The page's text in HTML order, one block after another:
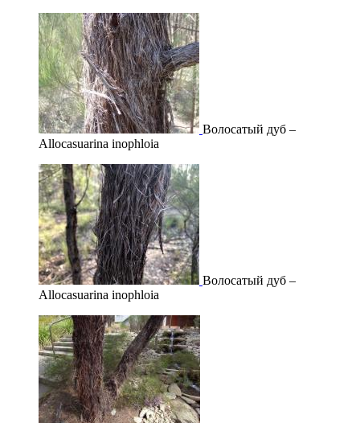
Волосатый дуб –
Allocasuarina inophloia
Волосатый дуб –
Allocasuarina inophloia